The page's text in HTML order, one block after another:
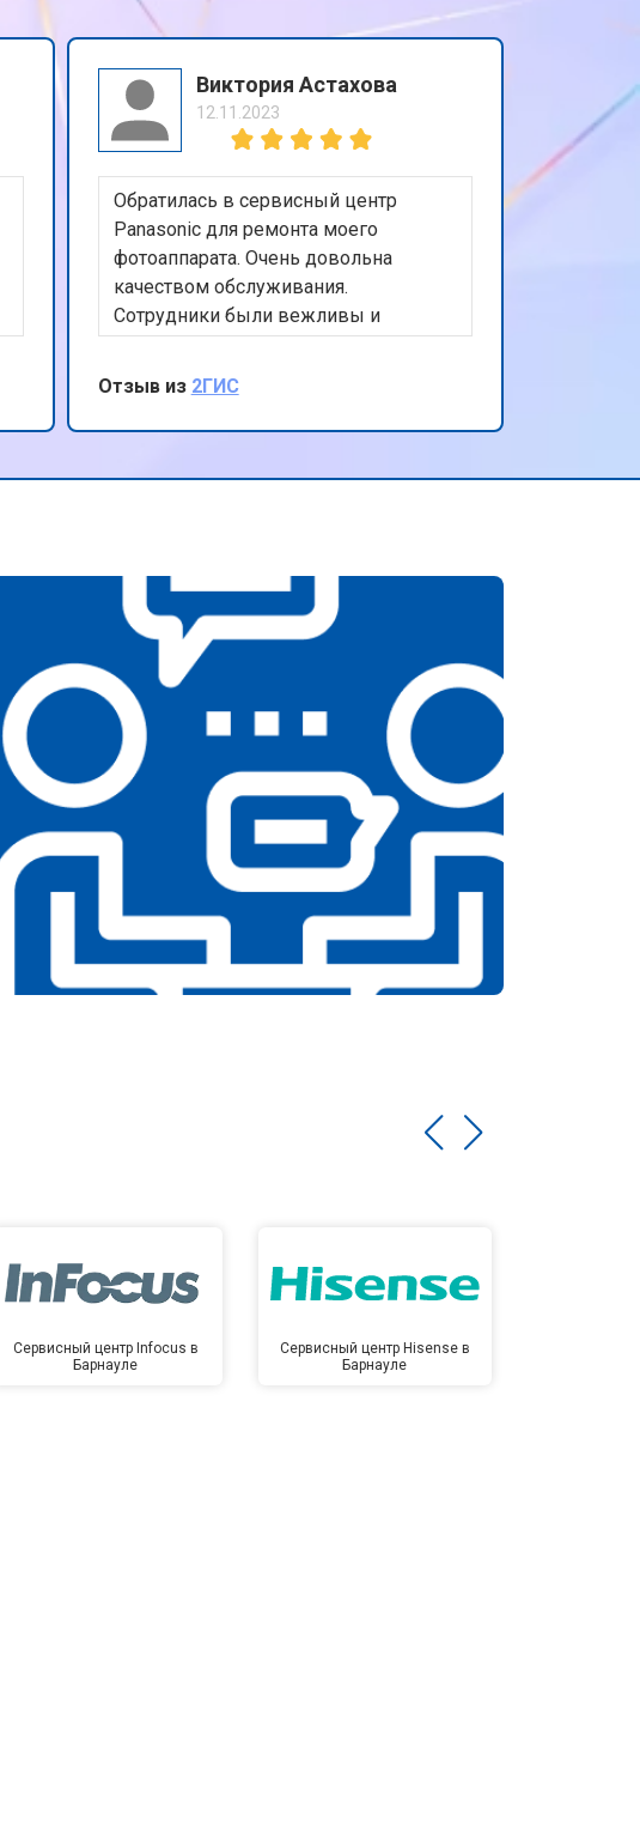
Виктория Астахова
12.11.2023
Обратилась в сервисный центр
Panasonic для ремонта моего
фотоаппарата. Очень довольна
качеством обслуживания.
Сотрудники были вежливы и
компетентны, а ремонт был
выполнен быстро и качественно.
Особо хочу отметить удобное
расположение сервиса и гибкий
центр всем, кто ищет надежный
Отзыв из 2ГИС
Сервисный центр Infocus в
Барнауле
Сервисный центр Hisense в
Барнауле